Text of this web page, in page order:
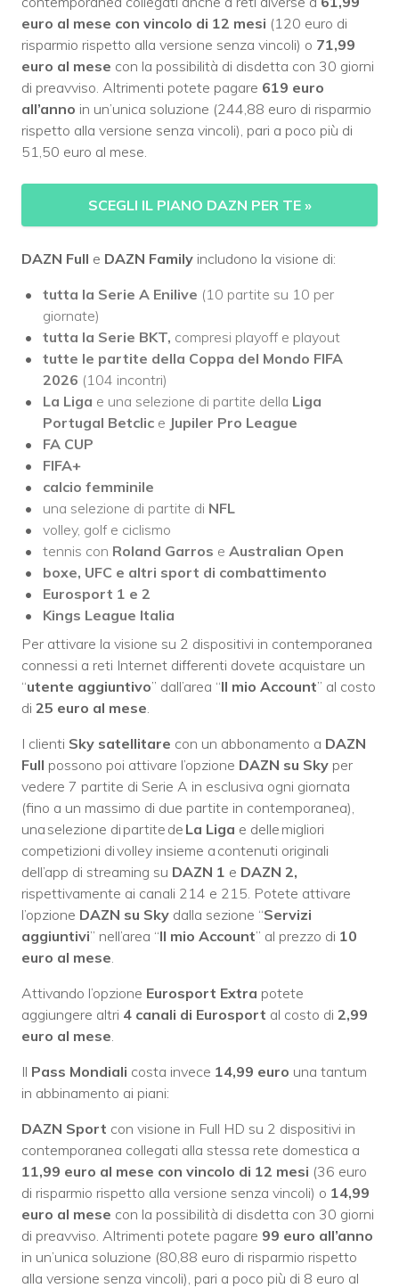
euro al mese con vincolo di 12 mesi (120 euro di
risparmio rispetto alla versione senza vincoli) o 71,99
euro al mese con la possibilità di disdetta con 30 giorni
di preavviso. Altrimenti potete pagare 619 euro
all’anno in un’unica soluzione (244,88 euro di risparmio
rispetto alla versione senza vincoli), pari a poco più di
51,50 euro al mese.
SCEGLI IL PIANO DAZN PER TE »
DAZN Full e DAZN Family includono la visione di:
tutta la Serie A Enilive (10 partite su 10 per
giornate)
tutta la Serie BKT, compresi playoff e playout
tutte le partite della Coppa del Mondo FIFA
2026 (104 incontri)
La Liga e una selezione di partite della Liga
Portugal Betclic e Jupiler Pro League
FA CUP
FIFA+
calcio femminile
una selezione di partite di NFL
volley, golf e ciclismo
tennis con Roland Garros e Australian Open
boxe, UFC e altri sport di combattimento
Eurosport 1 e 2
Kings League Italia
Per attivare la visione su 2 dispositivi in contemporanea
connessi a reti Internet differenti dovete acquistare un
“utente aggiuntivo” dall’area “Il mio Account” al costo
di 25 euro al mese
I clienti Sky satellitare con un abbonamento a DAZN
Full possono poi attivare l’opzione DAZN su Sky per
vedere 7 partite di Serie A in esclusiva ogni giornata
(fino a un massimo di due partite in contemporanea),
una selezione di partite de La Liga e delle migliori
competizioni di volley insieme a contenuti originali
dell’app di streaming su DAZN 1 e DAZN 2,
rispettivamente ai canali 214 e 215. Potete attivare
l’opzione DAZN su Sky dalla sezione “Servizi
aggiuntivi” nell’area “Il mio Account” al prezzo di 10
euro al mese
Attivando l’opzione Eurosport Extra potete
aggiungere altri 4 canali di Eurosport al costo di 2,99
euro al mese
Il Pass Mondiali costa invece 14,99 euro una tantum
in abbinamento ai piani:
DAZN Sport con visione in Full HD su 2 dispositivi in
contemporanea collegati alla stessa rete domestica a
11,99 euro al mese con vincolo di 12 mesi (36 euro
di risparmio rispetto alla versione senza vincoli) o 14,99
euro al mese con la possibilità di disdetta con 30 giorni
di preavviso. Altrimenti potete pagare 99 euro all’anno
in un’unica soluzione (80,88 euro di risparmio rispetto
alla versione senza vincoli), pari a poco più di 8 euro al